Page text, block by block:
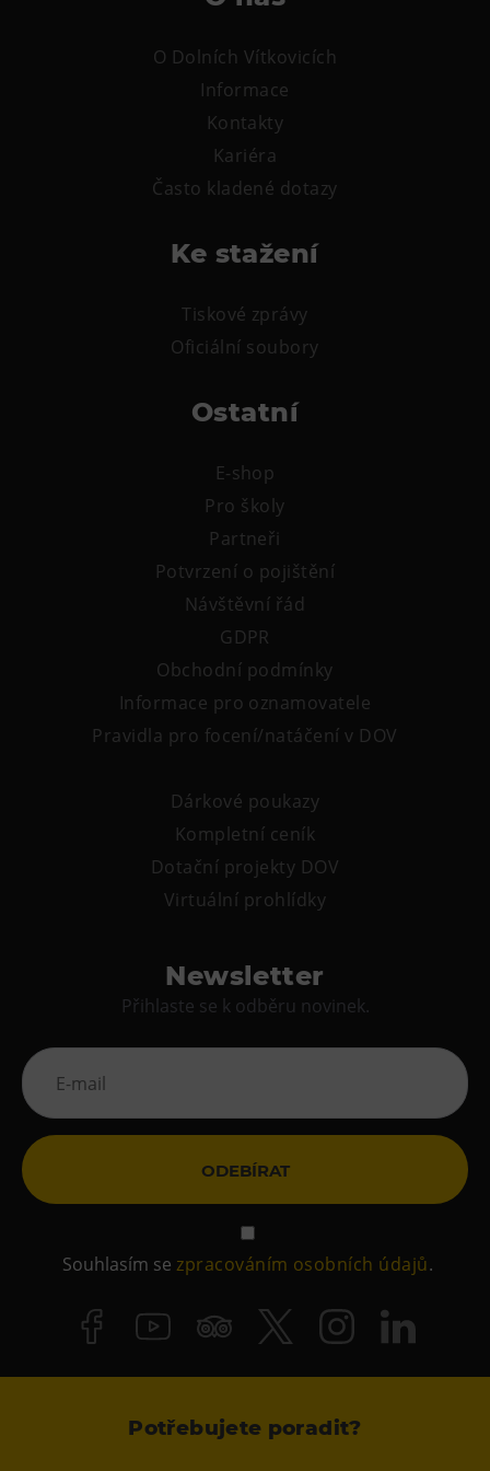
O Dolních Vítkovicích
Informace
Kontakty
Kariéra
Často kladené dotazy
Ke stažení
Tiskové zprávy
Oficiální soubory
Ostatní
E-shop
Pro školy
Partneři
Potvrzení o pojištění
Návštěvní řád
GDPR
Obchodní podmínky
Informace pro oznamovatele
Pravidla pro focení/natáčení v DOV
Dárkové poukazy
Kompletní ceník
Dotační projekty DOV
Virtuální prohlídky
Newsletter
Přihlaste se k odběru novinek.
ODEBÍRAT
Souhlasím sezpracováním osobních údajů.
Potřebujete poradit?